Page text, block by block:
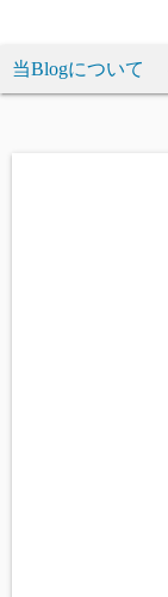
テ当Blogについて